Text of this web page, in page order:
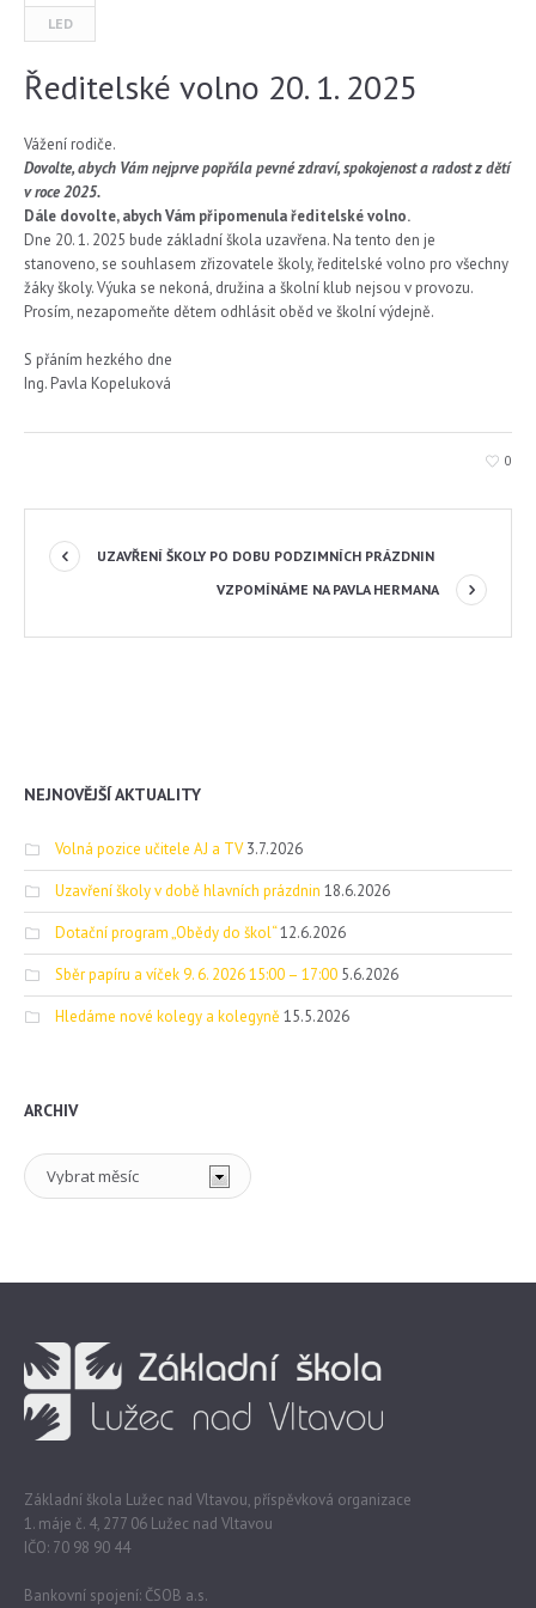
LED
Ředitelské volno 20. 1. 2025
Vážení rodiče.
Dovolte, abych Vám nejprve popřála pevné zdraví, spokojenost a radost z dětí
v roce 2025.
Dále dovolte, abych Vám připomenula ředitelské volno.
Dne 20. 1. 2025 bude základní škola uzavřena. Na tento den je
stanoveno, se souhlasem zřizovatele školy, ředitelské volno pro všechny
žáky školy. Výuka se nekoná, družina a školní klub nejsou v provozu.
Prosím, nezapomeňte dětem odhlásit oběd ve školní výdejně.
S přáním hezkého dne
Ing. Pavla Kopeluková
0
UZAVŘENÍ ŠKOLY PO DOBU PODZIMNÍCH PRÁZDNIN
VZPOMÍNÁME NA PAVLA HERMANA
NEJNOVĚJŠÍ AKTUALITY
Volná pozice učitele AJ a TV 3.7.2026
Uzavření školy v době hlavních prázdnin 18.6.2026
Dotační program „Obědy do škol“12.6.2026
Sběr papíru a víček 9. 6. 2026 15:00 – 17:00 5.6.2026
Hledáme nové kolegy a kolegyně 15.5.2026
ARCHIV
Archiv
Základní škola Lužec nad Vltavou, příspěvková organizace
1. máje č. 4, 277 06 Lužec nad Vltavou
IČO: 70 98 90 44
Bankovní spojení: ČSOB a.s.